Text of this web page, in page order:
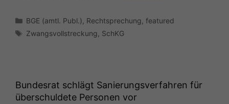
Kategorien
BGE (amtl. Publ.) Rechtsprechung ,featured
Schlagwörter
Zwangsvollstreckung SchKG
Bundesrat schlägt Sanierungsverfahren für
überschuldete Personen vor
Daten auf.
dieser Website
sind optional.